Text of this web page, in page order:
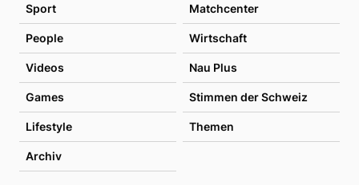
Sport Matchcenter
People Wirtschaft
Videos Nau Plus
Games Stimmen der Schweiz
Lifestyle Themen
Archiv